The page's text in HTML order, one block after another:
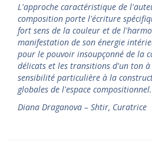
L'approche caractéristique de
composition porte l'écriture
fort sens de la couleur et de
manifestation de son énergie
pour le pouvoir insoupçonné de la
délicats et les transitions d'un ton
sensibilité particulière à la
globales de l'espace compositionnel.
Diana Draganova – Shtir, Curatrice